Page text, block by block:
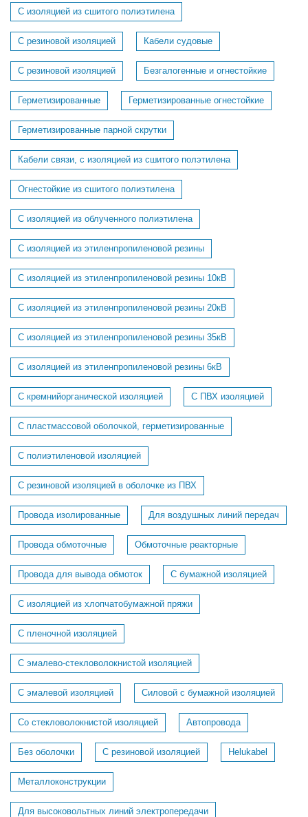
С изоляцией из сшитого полиэтилена
С резиновой изоляцией Кабели судовые
C резиновой изоляцией Безгалогенные и огнестойкие
Герметизированные Герметизированные огнестойкие
Герметизированные парной скрутки
Кабели связи, с изоляцией из сшитого полэтилена
Огнестойкие из сшитого полиэтилена
С изоляцией из облученного полиэтилена
С изоляцией из этиленпропиленовой резины
С изоляцией из этиленпропиленовой резины 10кВ
С изоляцией из этиленпропиленовой резины 20кВ
С изоляцией из этиленпропиленовой резины 35кВ
С изоляцией из этиленпропиленовой резины 6кВ
С кремнийорганической изоляцией С ПВХ изоляцией
С пластмассовой оболочкой, герметизированные
С полиэтиленовой изоляцией
С резиновой изоляцией в оболочке из ПВХ
Провода изолированные Для воздушных линий передач
Провода обмоточные Обмоточные реакторные
Провода для вывода обмоток С бумажной изоляцией
С изоляцией из хлопчатобумажной пряжи
С пленочной изоляцией
С эмалево-стекловолокнистой изоляцией
С эмалевой изоляцией Силовой с бумажной изоляцией
Со стекловолокнистой изоляцией Автопровода
Без оболочки С резиновой изоляцией Helukabel
Металлоконструкции
Для высоковольтных линий электропередачи